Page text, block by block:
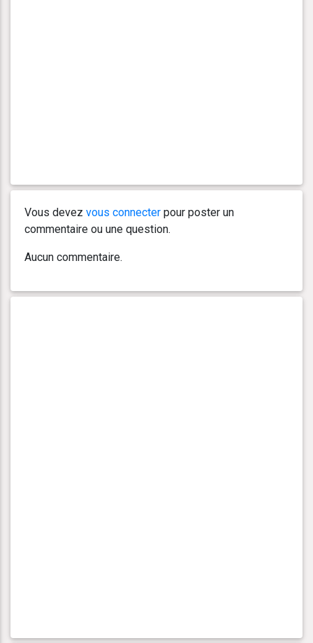
Vous devez vous connecter pour poster un
commentaire ou une question.
Aucun commentaire.